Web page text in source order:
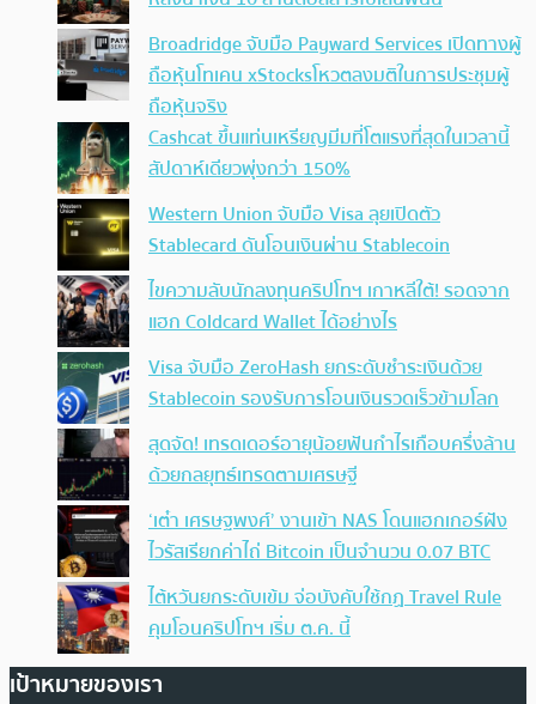
Broadridge จับมือ Payward Services เปิดทางผู้
ถือหุ้นโทเคน xStocksโหวตลงมติในการประชุมผู้
ถือหุ้นจริง
Cashcat ขึ้นแท่นเหรียญมีมที่โตแรงที่สุดในเวลานี้
สัปดาห์เดียวพุ่งกว่า 150%
Western Union จับมือ Visa ลุยเปิดตัว
Stablecard ดันโอนเงินผ่าน Stablecoin
ไขความลับนักลงทุนคริปโทฯ เกาหลีใต้! รอดจาก
แฮก Coldcard Wallet ได้อย่างไร
Visa จับมือ ZeroHash ยกระดับชำระเงินด้วย
Stablecoin รองรับการโอนเงินรวดเร็วข้ามโลก
สุดจัด! เทรดเดอร์อายุน้อยฟันกำไรเกือบครึ่งล้าน
ด้วยกลยุทธ์เทรดตามเศรษฐี
‘เต๋า เศรษฐพงศ์’ งานเข้า NAS โดนแฮกเกอร์ฝัง
ไวรัสเรียกค่าไถ่ Bitcoin เป็นจำนวน 0.07 BTC
ไต้หวันยกระดับเข้ม จ่อบังคับใช้กฏ Travel Rule
คุมโอนคริปโทฯ เริ่ม ต.ค. นี้
เป้าหมายของเรา